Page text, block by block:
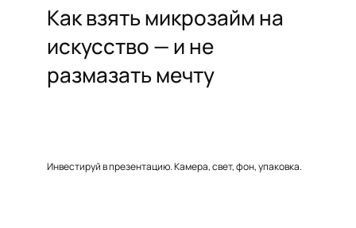
Как взять микрозайм на
искусство — и не
размазать мечту
Инвестируй в презентацию. Камера, свет, фон, упаковка.